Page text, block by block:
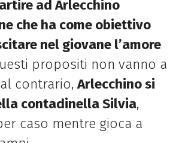
ad Arlecchino
che ha come obiettivo
nel giovane l’amore
propositi non vanno a
contrario,Arlecchino si
contadinella Silvia,
caso mentre gioca a